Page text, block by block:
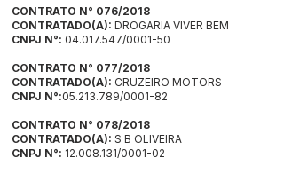
CONTRATO N° 076/2018
CONTRATADO(A): DROGARIA VIVER BEM
CNPJ N°: 04.017.547/0001-50
CONTRATO N° 077/2018
CONTRATADO(A): CRUZEIRO MOTORS
CNPJ N°:05.213.789/0001-82
CONTRATO N° 078/2018
CONTRATADO(A): S B OLIVEIRA
CNPJ N°: 12.008.131/0001-02